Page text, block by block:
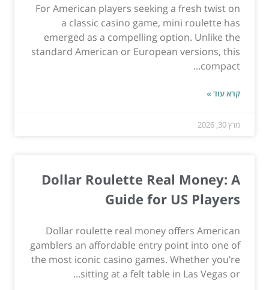
For American players seeking a fresh twist on
a classic casino game, mini roulette has
emerged as a compelling option. Unlike the
standard American or European versions, this
compact...
קרא עוד »
מרץ 30, 2026
Dollar Roulette Real Money: A
Guide for US Players
Dollar roulette real money offers American
gamblers an affordable entry point into one of
the most iconic casino games. Whether you’re
sitting at a felt table in Las Vegas or...